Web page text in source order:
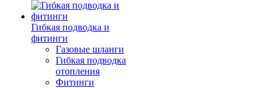
Гибкая подводка и
фитинги
Газовые шланги
Гибкая подводка
отопления
Фитинги